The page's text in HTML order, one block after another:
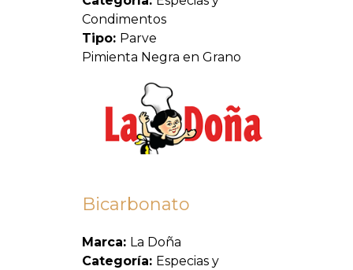
Condimentos
Tipo: Parve
Pimienta Negra en Grano
Bicarbonato
Marca: La Doña
Categoría: Especias y